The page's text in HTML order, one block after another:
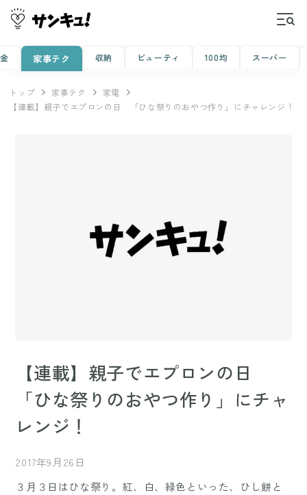
家事テク 収納 ビューティ 100均 スーパー
トップ 家事テク
家電
【連載】親子でエプロンの日 「ひな祭りのおやつ作り」にチャレンジ！
【連載】親子でエプロンの日
「ひな祭りのおやつ作り」にチャ
レンジ！
2017年9月26日
３月３日はひな祭り。紅、白、緑色といった、ひし餅と